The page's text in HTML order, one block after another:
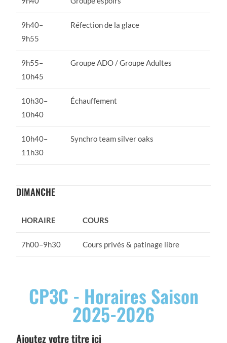
9h40–
9h55
Réfection de la glace
9h55–
10h45
Groupe ADO / Groupe Adultes
10h30–
10h40
Échauffement
10h40–
11h30
Synchro team silver oaks
DIMANCHE
HORAIRE COURS
7h00–9h30 Cours privés & patinage libre
CP3C - Horaires Saison
2025-2026
Ajoutez votre titre ici